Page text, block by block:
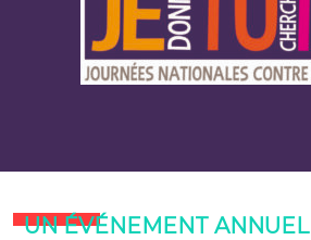
UN ÉVÉNEMENT ANNUEL